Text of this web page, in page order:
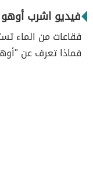
فيديو اشرب
فقاعات من الماء
فماذا تعرف عن